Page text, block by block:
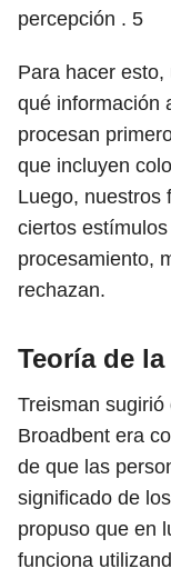
percepción . 5
Para hacer
qué información
procesan
que incluyen
Luego, nuestros
ciertos
procesamiento,
rechazan.
Teoría de
Treisman
Broadbent era
de que las
significado de
propuso que en
funciona